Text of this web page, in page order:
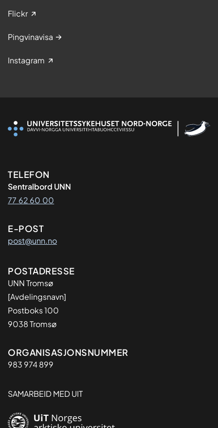
Flickr
Pingvinavisa
Instagram
Kontaktinformasjon
TELEFON
Sentralbord UNN
77 62 60 00
E-POST
post@unn.no
Adresse
POSTADRESSE
UNN Tromsø
[Avdelingsnavn]
Postboks 100
9038 Tromsø
Organisasjon
ORGANISASJONSNUMMER
983 974 899
SAMARBEID MED UIT